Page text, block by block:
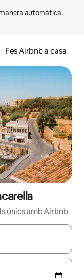
Fes Airbnb a casa
únics amb Airbnb
podràs navegar-hi a